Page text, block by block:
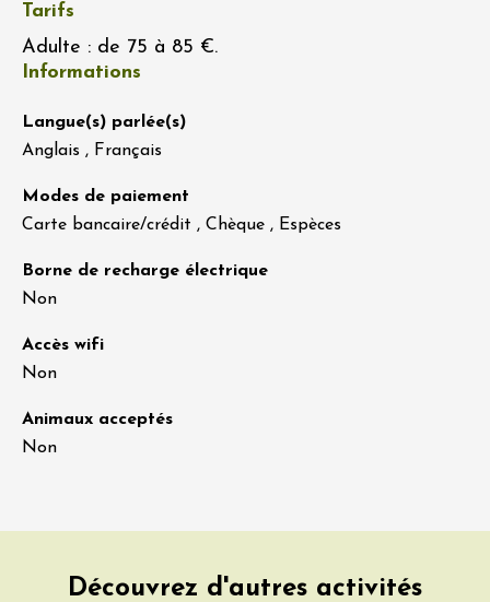
Tarifs
Adulte : de 75 à 85 €.
Informations
Langue(s) parlée(s)
Anglais , Français
Modes de paiement
Carte bancaire/crédit , Chèque , Espèces
Borne de recharge électrique
Non
Accès wifi
Non
Animaux acceptés
Non
Découvrez d'autres activités